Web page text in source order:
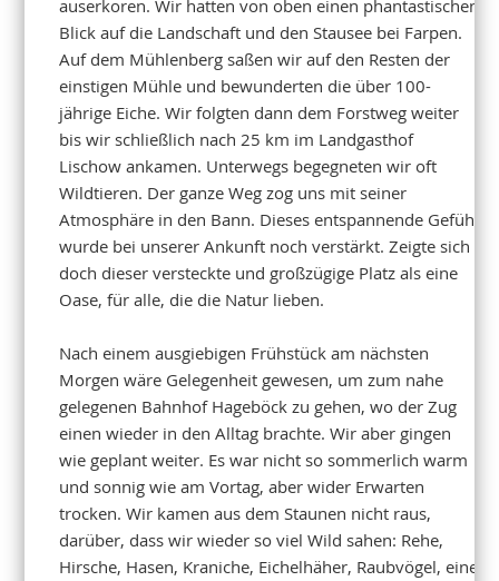
auserkoren. Wir hatten von oben einen phantastischen
Blick auf die Landschaft und den Stausee bei Farpen.
Auf dem Mühlenberg saßen wir auf den Resten der
einstigen Mühle und bewunderten die über 100-
jährige Eiche. Wir folgten dann dem Forstweg weiter
bis wir schließlich nach 25 km im Landgasthof
Lischow ankamen. Unterwegs begegneten wir oft
Wildtieren. Der ganze Weg zog uns mit seiner
Atmosphäre in den Bann. Dieses entspannende Gefühl
wurde bei unserer Ankunft noch verstärkt. Zeigte sich
doch dieser versteckte und großzügige Platz als eine
Oase, für alle, die die Natur lieben.
Nach einem ausgiebigen Frühstück am nächsten
Morgen wäre Gelegenheit gewesen, um zum nahe
gelegenen Bahnhof Hageböck zu gehen, wo der Zug
einen wieder in den Alltag brachte. Wir aber gingen
wie geplant weiter. Es war nicht so sommerlich warm
und sonnig wie am Vortag, aber wider Erwarten
trocken. Wir kamen aus dem Staunen nicht raus,
darüber, dass wir wieder so viel Wild sahen: Rehe,
Hirsche, Hasen, Kraniche, Eichelhäher, Raubvögel, eine